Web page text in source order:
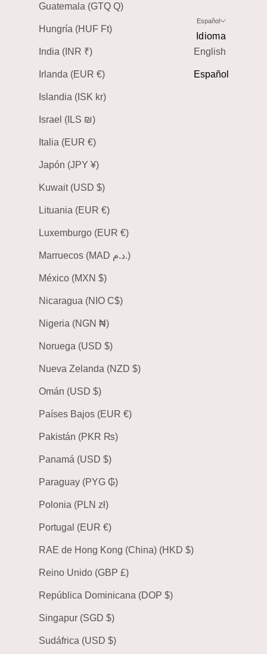
Guatemala (GTQ Q)
Hungría (HUF Ft)
India (INR ₹)
Irlanda (EUR €)
Islandia (ISK kr)
Israel (ILS ₪)
Italia (EUR €)
Japón (JPY ¥)
Kuwait (USD $)
Lituania (EUR €)
Luxemburgo (EUR €)
Marruecos (MAD د.م.)
México (MXN $)
Nicaragua (NIO C$)
Nigeria (NGN ₦)
Noruega (USD $)
Nueva Zelanda (NZD $)
Omán (USD $)
Países Bajos (EUR €)
Pakistán (PKR ₨)
Panamá (USD $)
Paraguay (PYG ₲)
Polonia (PLN zł)
Portugal (EUR €)
RAE de Hong Kong (China) (HKD $)
Reino Unido (GBP £)
República Dominicana (DOP $)
Singapur (SGD $)
Sudáfrica (USD $)
Español
Idioma
English
Español